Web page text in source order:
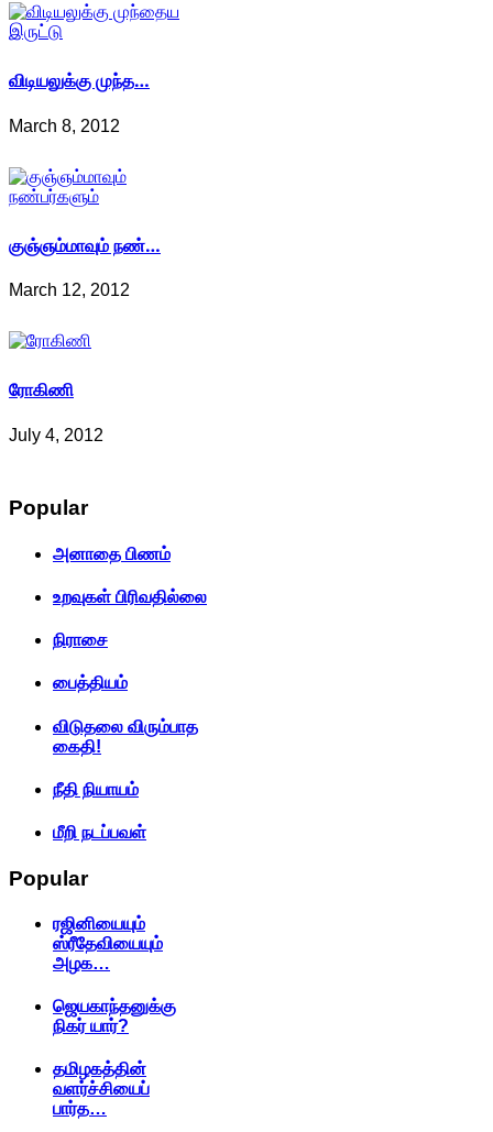
விடியலுக்கு முந்த…
March 8, 2012
குஞ்ஞம்மாவும் நண்…
March 12, 2012
ரோகிணி
July 4, 2012
Popular
அனாதை பிணம்
உறவுகள் பிரிவதில்லை
நிராசை
பைத்தியம்
விடுதலை விரும்பாத
கைதி!
நீதி நியாயம்
மீறி நடப்பவள்
Popular
ரஜினியையும்
ஸ்ரீதேவியையும்
அழக…
ஜெயகாந்தனுக்கு
நிகர் யார்?
தமிழகத்தின்
வளர்ச்சியைப்
பார்த…